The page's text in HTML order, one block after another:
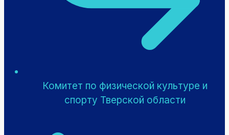
Комитет по физической культуре и
спорту Тверской области